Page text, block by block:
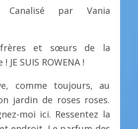
Canalisé par Vania
frères et sœurs de la
JE SUIS ROWENA !
comme toujours, au
jardin de roses roses.
moi ici. Ressentez la